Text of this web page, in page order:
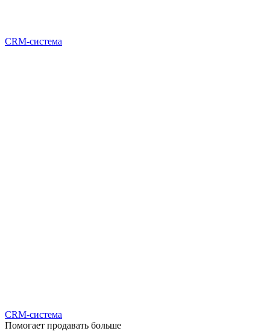
CRM-система
CRM-система
Помогает продавать больше